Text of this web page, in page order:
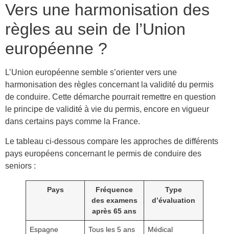
Vers une harmonisation des
règles au sein de l’Union
européenne ?
L’Union européenne semble s’orienter vers une
harmonisation des règles concernant la validité du permis
de conduire. Cette démarche pourrait remettre en question
le principe de validité à vie du permis, encore en vigueur
dans certains pays comme la France.
Le tableau ci-dessous compare les approches de différents
pays européens concernant le permis de conduire des
seniors :
Pays
Fréquence
des examens
après 65 ans
Type
d’évaluation
Espagne Tous les 5 ans
Médical